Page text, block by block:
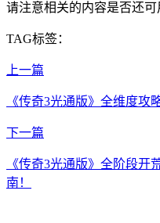
请注意相关的内容是否还可
TAG标签：
上一篇
《传奇3光通版》全维度攻
下一篇
《传奇3光通版》全阶段开
南！